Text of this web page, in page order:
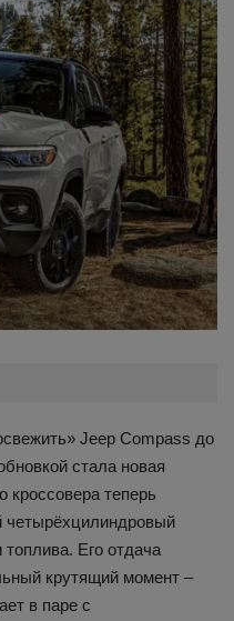
Jeep Compass до
стала новая
кроссовера теперь
четырёхцилиндровый
Его отдача
крутящий момент –
в паре с